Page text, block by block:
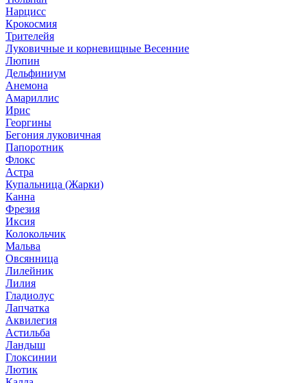
Нарцисс
Крокосмия
Трителейя
Луковичные и корневищные Весенние
Люпин
Дельфиниум
Анемона
Амариллис
Ирис
Георгины
Бегония луковичная
Папоротник
Флокс
Астра
Купальница (Жарки)
Канна
Фрезия
Иксия
Колокольчик
Мальва
Овсянница
Лилейник
Лилия
Гладиолус
Лапчатка
Аквилегия
Астильба
Ландыш
Глоксинии
Лютик